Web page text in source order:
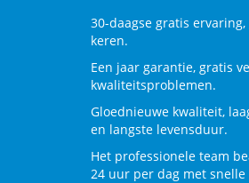
30-daagse gratis
keren.
Een jaar garantie, gratis
kwaliteitsproblemen.
Gloednieuwe kwaliteit,
en langste levensduur.
Het professionele team
24 uur per dag met snelle